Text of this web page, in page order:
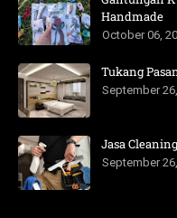
Handmade
October 06,
Tukang
September
Jasa
September